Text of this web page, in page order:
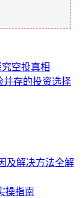
空投真相
并存的投资选择
及解决方法全解
操指南